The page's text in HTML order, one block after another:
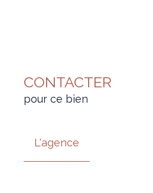
CONTACTER
pour ce bien
L'agence